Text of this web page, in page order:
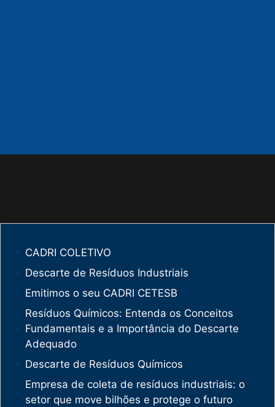
CADRI COLETIVO
Descarte de Resíduos Industriais
Emitimos o seu CADRI CETESB
Resíduos Químicos: Entenda os Conceitos
Fundamentais e a Importância do Descarte
Adequado
Descarte de Resíduos Químicos
Empresa de coleta de resíduos industriais: o
setor que move bilhões e protege o futuro